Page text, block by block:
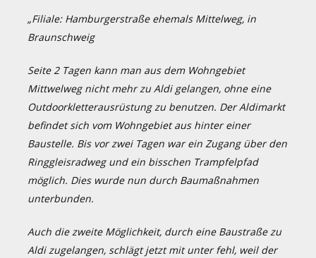
„Filiale: Hamburgerstraße ehemals Mittelweg, in
Braunschweig
Seite 2 Tagen kann man aus dem Wohngebiet
Mittwelweg nicht mehr zu Aldi gelangen, ohne eine
Outdoorkletterausrüstung zu benutzen. Der Aldimarkt
befindet sich vom Wohngebiet aus hinter einer
Baustelle. Bis vor zwei Tagen war ein Zugang über den
Ringgleisradweg und ein bisschen Trampfelpfad
möglich. Dies wurde nun durch Baumaßnahmen
unterbunden.
Auch die zweite Möglichkeit, durch eine Baustraße zu
Aldi zugelangen, schlägt jetzt mit unter fehl, weil der